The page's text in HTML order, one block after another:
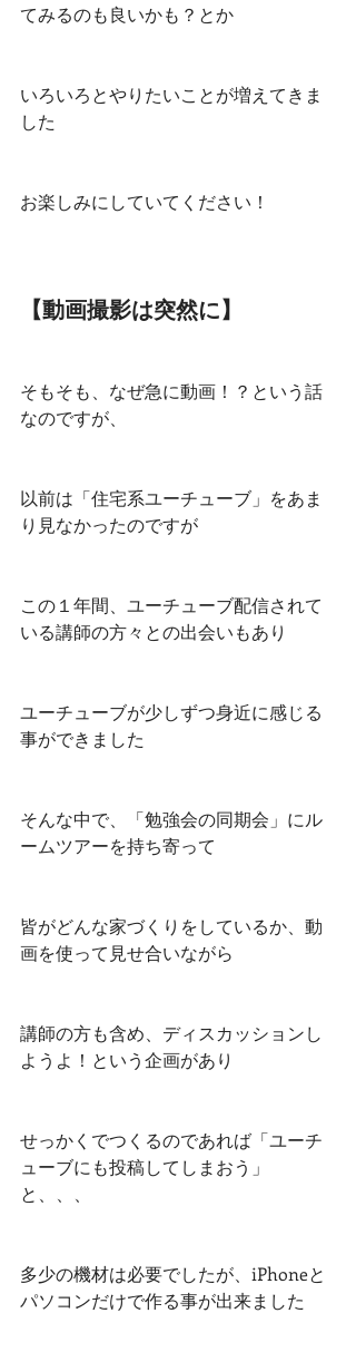
てみるのも良いかも？とか
いろいろとやりたいことが増えてきま
した
お楽しみにしていてください！
【動画撮影は突然に】
そもそも、なぜ急に動画！？という話
なのですが、
以前は「住宅系ユーチューブ」をあま
り見なかったのですが
この１年間、ユーチューブ配信されて
いる講師の方々との出会いもあり
ユーチューブが少しずつ身近に感じる
事ができました
そんな中で、「勉強会の同期会」にル
ームツアーを持ち寄って
皆がどんな家づくりをしているか、動
画を使って見せ合いながら
講師の方も含め、ディスカッションし
ようよ！という企画があり
せっかくでつくるのであれば「ユーチ
ューブにも投稿してしまおう」
と、、、
多少の機材は必要でしたが、iPhoneと
パソコンだけで作る事が出来ました